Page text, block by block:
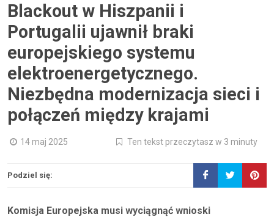
Blackout w Hiszpanii i
Portugalii ujawnił braki
europejskiego systemu
elektroenergetycznego.
Niezbędna modernizacja sieci i
połączeń między krajami
14 maj 2025 Ten tekst przeczytasz w 3 minuty
Podziel się:
Komisja Europejska musi wyciągnąć wnioski